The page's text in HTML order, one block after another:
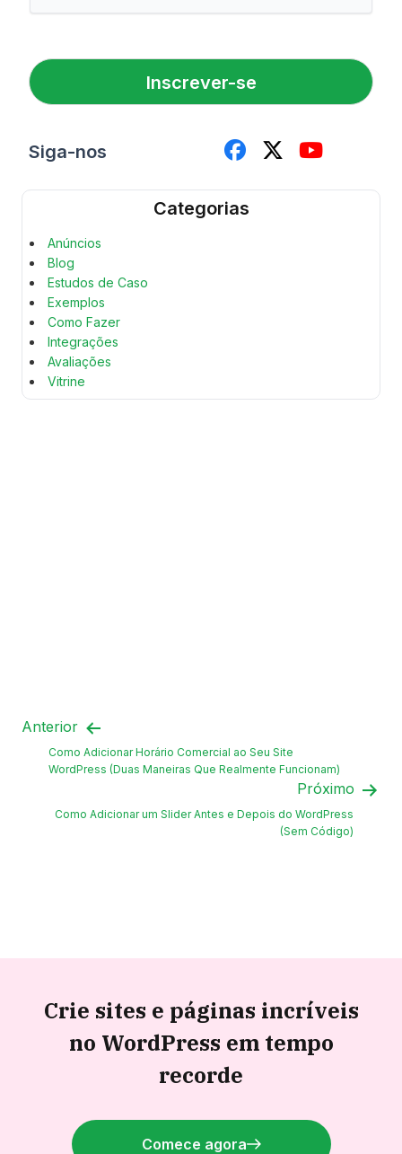
N
o
m
m
l
*
Inscrever-se
Siga-nos
Categorias
Anúncios
Blog
Estudos de Caso
Exemplos
Como Fazer
Integrações
Avaliações
Vitrine
Anterior
Como Adicionar Horário Comercial ao Seu Site
WordPress (Duas Maneiras Que Realmente Funcionam)
Próximo
Como Adicionar um Slider Antes e Depois do WordPress
(Sem Código)
Crie sites e páginas incríveis
no WordPress em tempo
recorde
Comece agora